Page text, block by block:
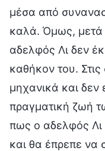
μέσα από
καλά. Όμως, μετά
αδελφός Λι δεν
καθήκον του.
μηχανικά και δεν
πραγματική ζωή
πως ο αδελφός Λι
και θα έπρεπε να